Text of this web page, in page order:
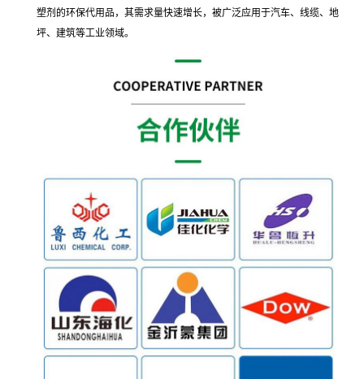
塑剂的环保代用品，其需求量快速增长，被广泛应用于汽车、线缆、地
坪、建筑等工业领域。